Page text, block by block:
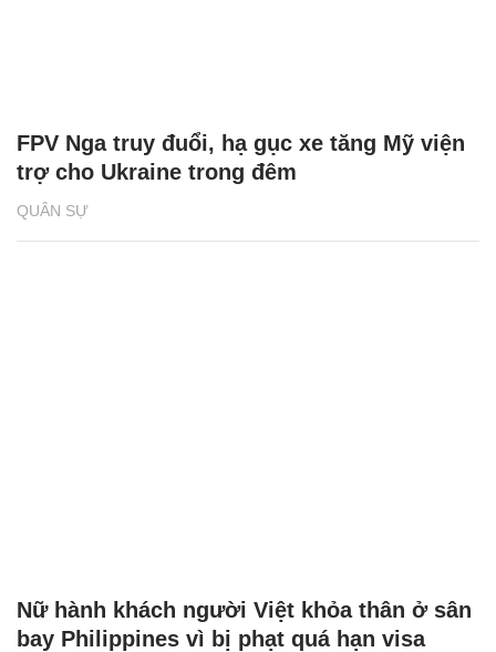
QUÂN SỰ
FPV Nga truy đuổi, hạ gục xe tăng Mỹ viện
trợ cho Ukraine trong đêm
Nữ hành khách người Việt khỏa thân ở sân
bay Philippines vì bị phạt quá hạn visa